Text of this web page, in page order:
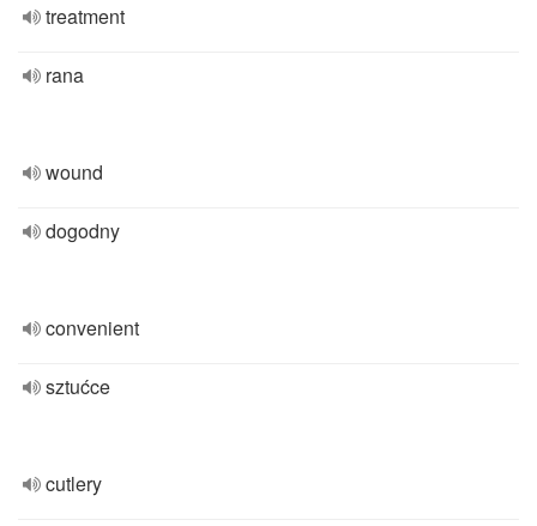
treatment
rana
wound
dogodny
convenient
sztućce
cutlery